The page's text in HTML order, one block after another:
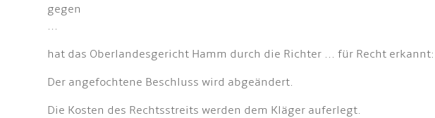
gegen
...
hat das Oberlandesgericht Hamm durch die Richter ... für Recht erkannt:
Der angefochtene Beschluss wird abgeändert.
Die Kosten des Rechtsstreits werden dem Kläger auferlegt.